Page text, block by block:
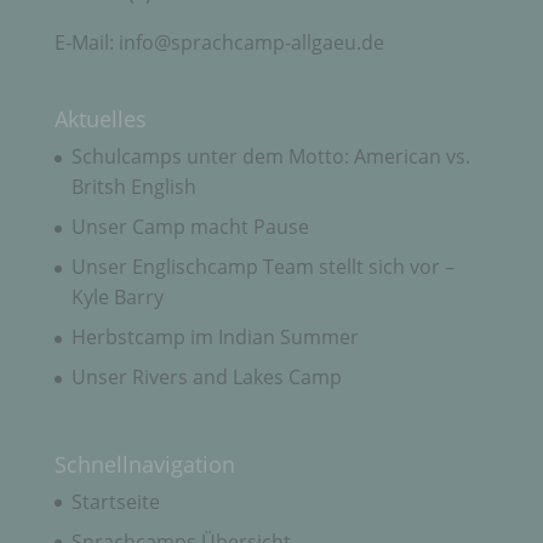
E-Mail: info@sprachcamp-allgaeu.de
Aktuelles
Schulcamps unter dem Motto: American vs.
Britsh English
Unser Camp macht Pause
Unser Englischcamp Team stellt sich vor –
Kyle Barry
Herbstcamp im Indian Summer
Unser Rivers and Lakes Camp
Schnellnavigation
Startseite
personenbezogene Daten erhalten, gelten jedoch
j) Dritter
Behörde, Einrichtung oder andere Stelle außer der
betroffenen Person, dem Verantwortlichen, dem
Auftragsverarbeiter und den Personen, die unter
der unmittelbaren Verantwortung des
befugt sind, die personenbezogenen Daten zu
verarbeiten.
Einwilligung ist jede von der betroffenen Person
freiwillig für den bestimmten Fall in informierter